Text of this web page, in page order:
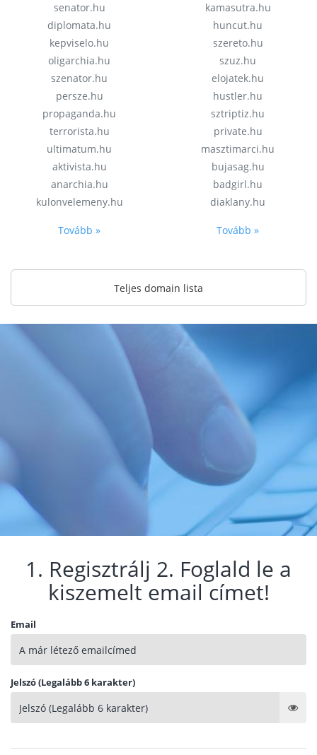
senator.hu
diplomata.hu
kepviselo.hu
oligarchia.hu
szenator.hu
persze.hu
propaganda.hu
terrorista.hu
ultimatum.hu
aktivista.hu
anarchia.hu
kulonvelemeny.hu
Tovább »
kamasutra.hu
huncut.hu
szereto.hu
szuz.hu
elojatek.hu
hustler.hu
sztriptiz.hu
private.hu
masztimarci.hu
bujasag.hu
badgirl.hu
diaklany.hu
Tovább »
Teljes domain lista
1. Regisztrálj 2. Foglald le a
kiszemelt email címet!
Email
Jelszó (Legalább 6 karakter)